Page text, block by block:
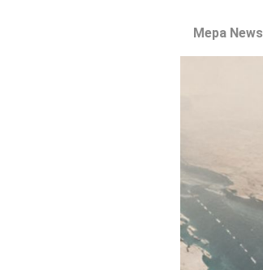
Mepa News